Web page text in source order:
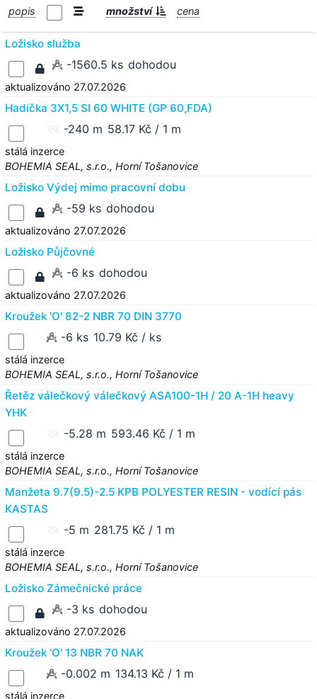
popis množství cena
Ložisko služba
-1560.5 ks dohodou
aktualizováno 27.07.2026
Hadička 3X1,5 SI 60 WHITE (GP 60,FDA)
-240 m 58.17 Kč / 1 m
stálá inzerce
BOHEMIA SEAL, s.r.o., Horní Tošanovice
Ložisko Výdej mimo pracovní dobu
-59 ks dohodou
aktualizováno 27.07.2026
Ložisko Půjčovné
-6 ks dohodou
aktualizováno 27.07.2026
Kroužek 'O' 82-2 NBR 70 DIN 3770
-6 ks 10.79 Kč / ks
stálá inzerce
BOHEMIA SEAL, s.r.o., Horní Tošanovice
Řetěz válečkový válečkový ASA100-1H / 20 A-1H heavy
YHK
-5.28 m 593.46 Kč / 1 m
stálá inzerce
BOHEMIA SEAL, s.r.o., Horní Tošanovice
Manžeta 9.7(9.5)-2.5 KPB POLYESTER RESIN - vodící pás
KASTAS
-5 m 281.75 Kč / 1 m
stálá inzerce
BOHEMIA SEAL, s.r.o., Horní Tošanovice
Ložisko Zámečnické práce
-3 ks dohodou
aktualizováno 27.07.2026
Kroužek 'O' 13 NBR 70 NAK
-0.002 m 134.13 Kč / 1 m
stálá inzerce